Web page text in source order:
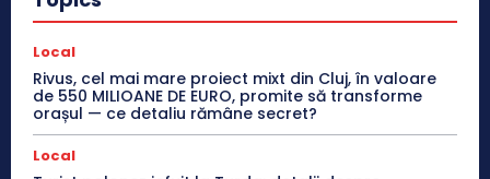
Local
Rivus, cel mai mare proiect mixt din Cluj, în valoare
de 550 MILIOANE DE EURO, promite să transforme
orașul — ce detaliu rămâne secret?
Local